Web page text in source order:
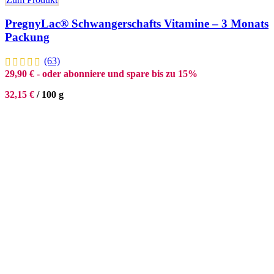
PregnyLac® Schwangerschafts Vitamine – 3 Monats
Packung
(63)
29,90 € - oder abonniere und spare bis zu 15%
32,15 € / 100 g